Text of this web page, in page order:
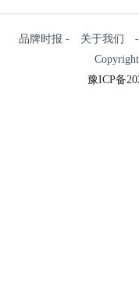
品牌时报 - 关于我们
豫ICP备